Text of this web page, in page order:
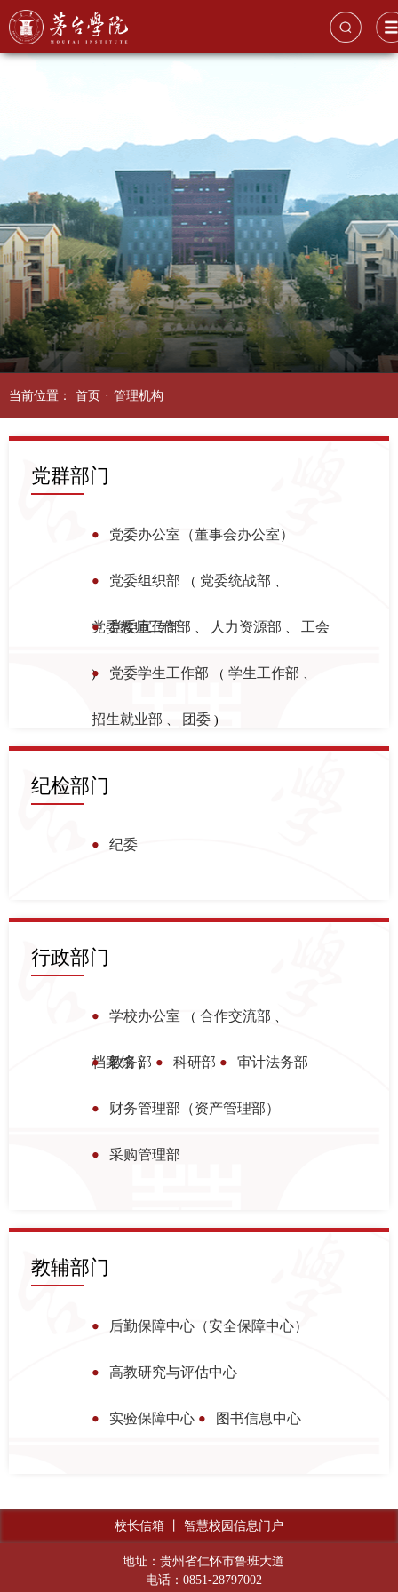
当前位置： 首页 · 管理机构
党群部门
党委办公室（董事会办公室）
党委组织部 （ 党委统战部 、
党委教师工作部 、 人力资源部 、 工会
)
党委宣传部
党委学生工作部 （ 学生工作部 、
招生就业部 、 团委 )
纪检部门
纪委
行政部门
学校办公室 （ 合作交流部 、
档案馆）
教务部 科研部 审计法务部
财务管理部（资产管理部）
采购管理部
教辅部门
后勤保障中心（安全保障中心）
高教研究与评估中心
实验保障中心 图书信息中心
校长信箱 智慧校园信息门户
地址：贵州省仁怀市鲁班大道
电话：0851-28797002